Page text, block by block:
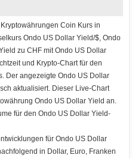
Coin Kurs in
Ondo US Dollar Yield/$, Ondo
zu CHF mitOndo US Dollar
und Krypto-Chart für den
Der angezeigte Ondo US Dollar
aktualisiert. Dieser Live-Chart
Ondo US Dollar Yield an.
für den Ondo US Dollar Yield-
für Ondo US Dollar
in Dollar, Euro, Franken